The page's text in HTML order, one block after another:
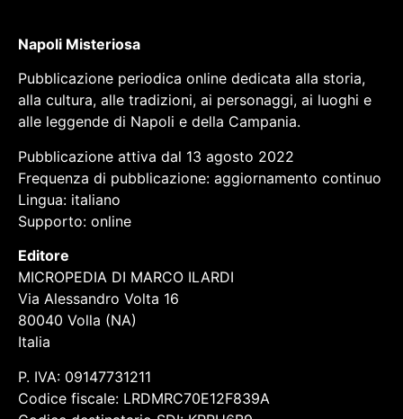
Napoli Misteriosa
Pubblicazione periodica online dedicata alla storia,
alla cultura, alle tradizioni, ai personaggi, ai luoghi e
alle leggende di Napoli e della Campania.
Pubblicazione attiva dal 13 agosto 2022
Frequenza di pubblicazione: aggiornamento continuo
Lingua: italiano
Supporto: online
Editore
MICROPEDIA DI MARCO ILARDI
Via Alessandro Volta 16
80040 Volla (NA)
Italia
P. IVA: 09147731211
Codice fiscale: LRDMRC70E12F839A